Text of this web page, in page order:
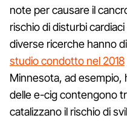
note per causare il
rischio di disturbi
diverse ricerche hanno
studio condotto nel 2018
Minnesota, ad esempio,
delle e-cig contengono
catalizzano il rischio di